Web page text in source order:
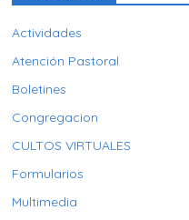
Actividades
Atención Pastoral
Boletines
Congregacion
CULTOS VIRTUALES
Formularios
Multimedia